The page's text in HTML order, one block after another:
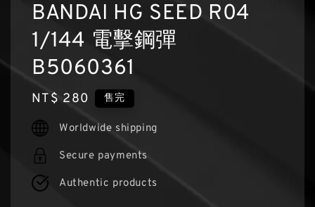
BANDAI HG SEED R04
1/144 電擊鋼彈
B5060361
Regular
price
NT$ 280 售完
Worldwide shipping
Secure payments
Authentic products